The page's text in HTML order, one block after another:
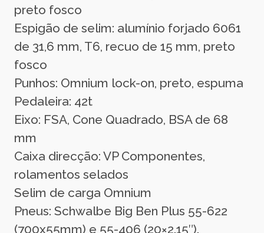
preto fosco
Espigão de selim: alumínio forjado 6061
de 31,6 mm, T6, recuo de 15 mm, preto
fosco
Punhos: Omnium lock-on, preto, espuma
Pedaleira: 42t
Eixo: FSA, Cone Quadrado, BSA de 68
mm
Caixa direcção: VP Componentes,
rolamentos selados
Selim de carga Omnium
Pneus: Schwalbe Big Ben Plus 55-622
(700x55mm) e 55-406 (20×2.15″).